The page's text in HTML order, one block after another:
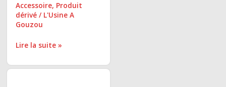
Accessoire, Produit
dérivé / L'Usine A
Gouzou
Lire la suite »